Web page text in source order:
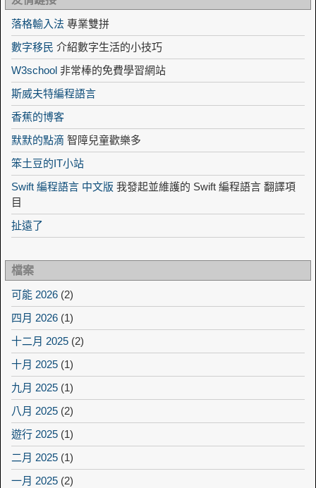
落格輸入法 專業雙拼
數字移民 介紹數字生活的小技巧
W3school 非常棒的免費學習網站
斯威夫特編程語言
香蕉的博客
默默的點滴 智障兒童歡樂多
笨土豆的IT小站
Swift 編程語言 中文版 我發起並維護的 Swift 編程語言 翻譯項
目
扯遠了
檔案
可能 2026 (2)
四月 2026 (1)
十二月 2025 (2)
十月 2025 (1)
九月 2025 (1)
八月 2025 (2)
遊行 2025 (1)
二月 2025 (1)
一月 2025 (2)